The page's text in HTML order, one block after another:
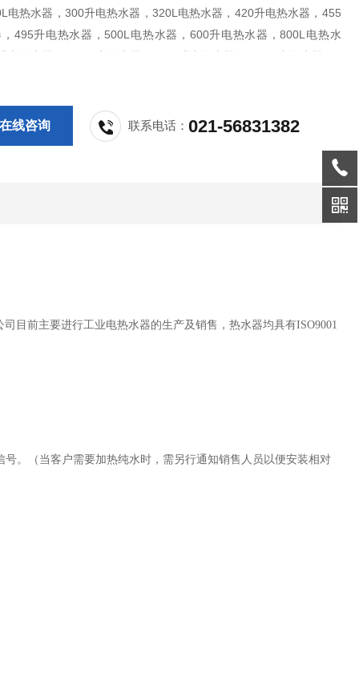
电热水器，300升电热水器，320L电热水器，420升电热水器，455
495升电热水器，500L电热水器，600升电热水器，800L电热水
电热水器，1200L电热水器，1500升电热水器，2000L电热水器，2
线咨询 联系电话：021-56831382
目前主要进行工业电热水器的生产及销售，热水器均具有ISO9001
。（当客户需要加热纯水时，需另行通知销售人员以便安装相对